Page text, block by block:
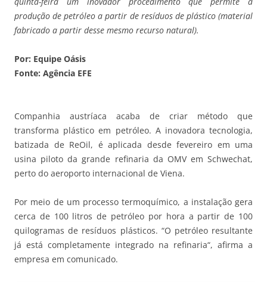
produção de petróleo a partir de resíduos de plástico (material
fabricado a partir desse mesmo recurso natural).
Por: Equipe Oásis
Fonte: Agência EFE
Companhia austríaca acaba de criar método que
transforma plástico em petróleo. A inovadora tecnologia,
batizada de ReOil, é aplicada desde fevereiro em uma
usina piloto da grande refinaria da OMV em Schwechat,
perto do aeroporto internacional de Viena.
Por meio de um processo termoquímico, a instalação gera
cerca de 100 litros de petróleo por hora a partir de 100
quilogramas de resíduos plásticos. “O petróleo resultante
já está completamente integrado na refinaria“, afirma a
empresa em comunicado.